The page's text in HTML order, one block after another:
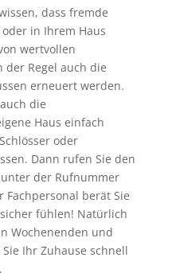
dass fremde
in Ihrem Haus
wertvollen
der Regel auch die
erneuert werden.
die
Haus einfach
oder
Dann rufen Sie den
der Rufnummer
Fachpersonal berät Sie
fühlen! Natürlich
Wochenenden und
Ihr Zuhause schnell